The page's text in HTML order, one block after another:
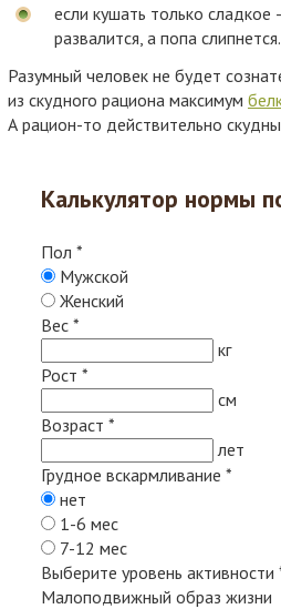
если кушать только сладкое
развалится, а попа слипнется.
Разумный человек не будет
из скудного рациона максимум
А рацион-то действительно
Калькулятор нормы
Пол *
Мужской
Женский
Вес *
кг
Рост *
см
Возраст *
лет
Грудное вскармливание *
нет
1-6 мес
7-12 мес
Выберите уровень активности
Малоподвижный образ жизни